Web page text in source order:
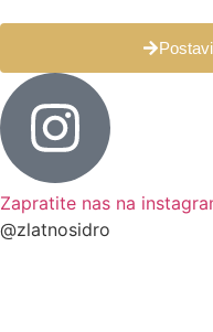
Zapratite nas na
@zlatnosidro